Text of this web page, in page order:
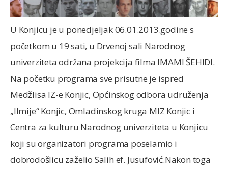
U Konjicu je u ponedjeljak 06.01.2013.godine s
početkom u 19 sati, u Drvenoj sali Narodnog
univerziteta održana projekcija filma IMAMI ŠEHIDI.
Na početku programa sve prisutne je ispred
Medžlisa IZ-e Konjic, Općinskog odbora udruženja
„Ilmije“ Konjic, Omladinskog kruga MIZ Konjic i
Centra za kulturu Narodnog univerziteta u Konjicu
koji su organizatori programa poselamio i
dobrodošlicu zaželio Salih ef. Jusufović.Nakon toga